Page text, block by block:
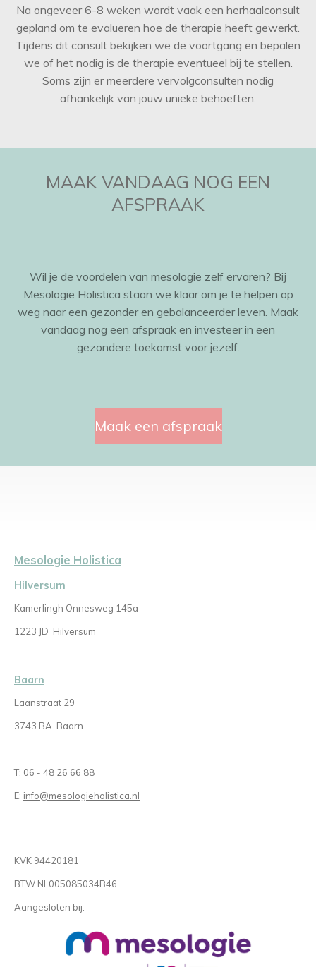
Na ongeveer 6-8 weken wordt vaak een herhaalconsult
gepland om te evalueren hoe de therapie heeft gewerkt.
Tijdens dit consult bekijken we de voortgang en bepalen
we of het nodig is de therapie eventueel bij te stellen.
Soms zijn er meerdere vervolgconsulten nodig
afhankelijk van jouw unieke behoeften.
MAAK VANDAAG NOG EEN
AFSPRAAK
Wil je de voordelen van mesologie zelf ervaren? Bij
Mesologie Holistica staan we klaar om je te helpen op
weg naar een gezonder en gebalanceerder leven. Maak
vandaag nog een afspraak en investeer in een
gezondere toekomst voor jezelf.
Maak een afspraak
Mesologie Holistica
Hilversum
Kamerlingh Onnesweg 145a
1223 JD Hilversum
Baarn
Laanstraat 29
3743 BA Baarn
T: 06 - 48 26 66 88
E: info@mesologieholistica.nl
KVK 94420181
BTW NL005085034B46
Aangesloten bij: